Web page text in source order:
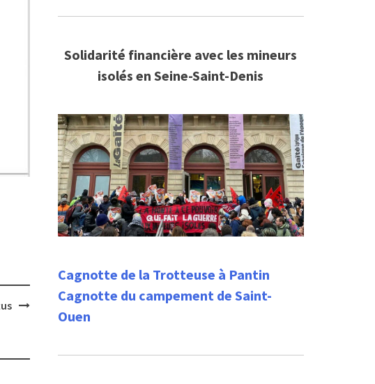
Solidarité financière avec les mineurs
isolés en Seine-Saint-Denis
Cagnotte de la Trotteuse à Pantin
Cagnotte du campement de Saint-
Ouen